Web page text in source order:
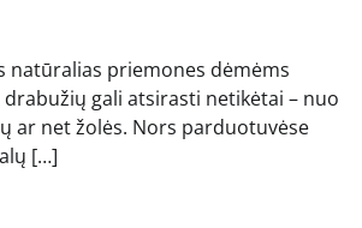
natūralias priemones dėmėms
drabužių gali atsirasti netikėtai – nuo
ar net žolės. Nors parduotuvėse
[…]